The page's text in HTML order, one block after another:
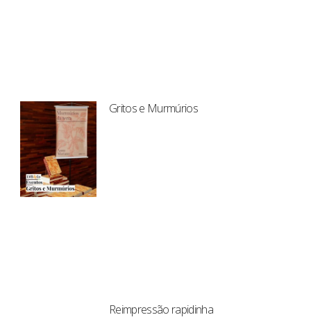
Gritos e Murmúrios
Reimpressão rapidinha